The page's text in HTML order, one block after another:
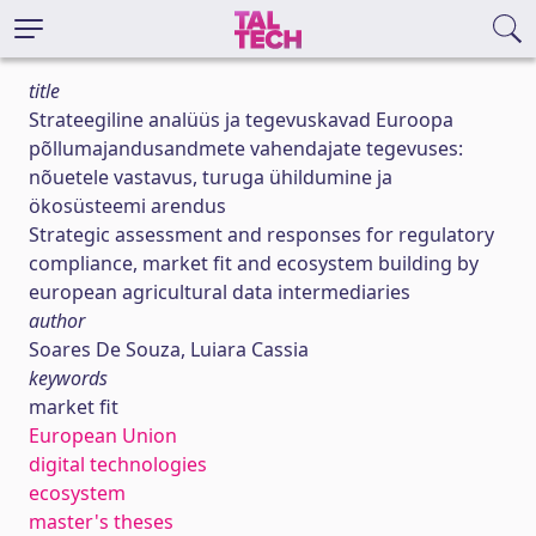
title
Strateegiline analüüs ja tegevuskavad Euroopa
põllumajandusandmete vahendajate tegevuses:
nõuetele vastavus, turuga ühildumine ja
ökosüsteemi arendus
Strategic assessment and responses for regulatory
compliance, market fit and ecosystem building by
european agricultural data intermediaries
author
Soares De Souza, Luiara Cassia
keywords
market fit
European Union
digital technologies
ecosystem
master's theses